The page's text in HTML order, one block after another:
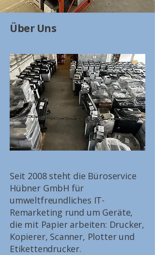
Über Uns
Seit 2008 steht die Büroservice
Hübner GmbH für
umweltfreundliches IT-
Remarketing rund um Geräte,
die mit Papier arbeiten: Drucker,
Kopierer, Scanner, Plotter und
Etikettendrucker.